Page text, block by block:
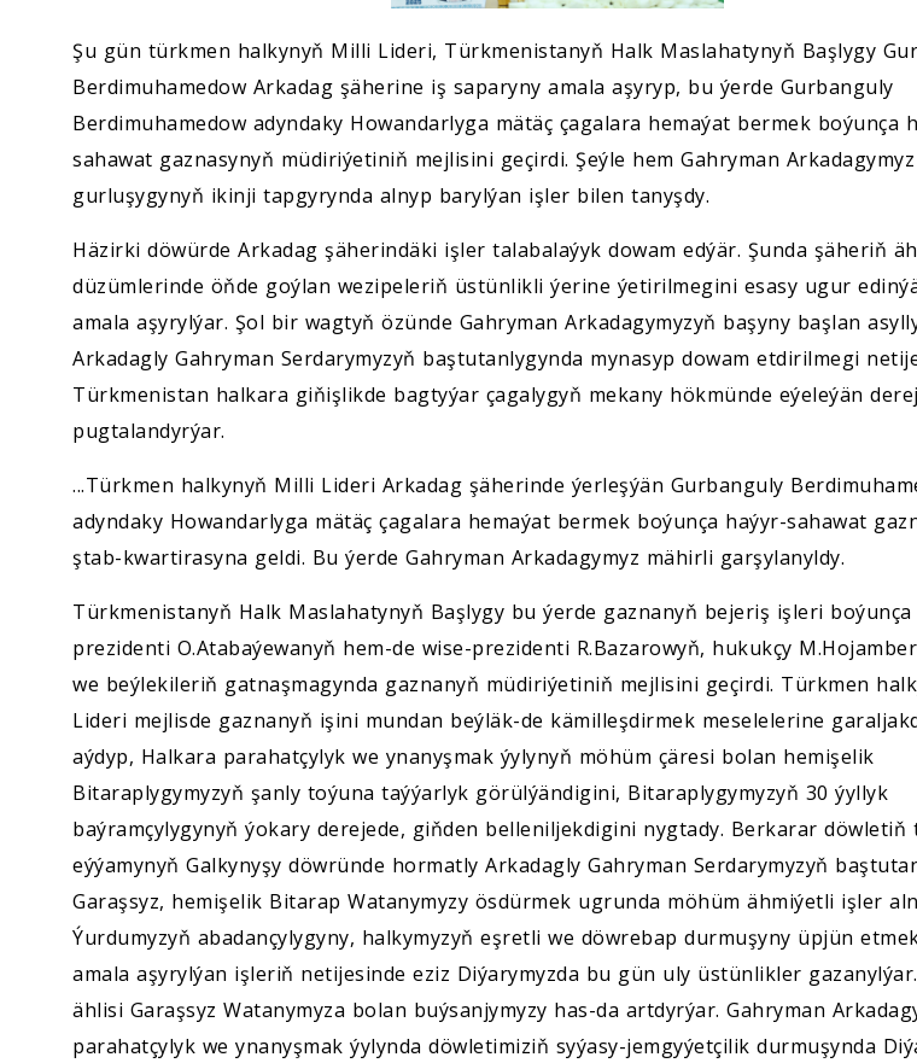
Şu gün türkmen halkynyň Milli Lideri, Türkmenistanyň Halk Maslahatynyň Başlygy
Berdimuhamedow Arkadag şäherine iş saparyny amala aşyryp, bu ýerde Gurbanguly
Berdimuhamedow adyndaky Howandarlyga mätäç çagalara hemaýat bermek boýunça
sahawat gaznasynyň müdiriýetiniň mejlisini geçirdi. Şeýle hem Gahryman
gurluşygynyň ikinji tapgyrynda alnyp barylýan işler bilen tanyşdy.
Häzirki döwürde Arkadag şäherindäki işler talabalaýyk dowam edýär. Şunda şäheriň
düzümlerinde öňde goýlan wezipeleriň üstünlikli ýerine ýetirilmegini esasy ugur
amala aşyrylýar. Şol bir wagtyň özünde Gahryman Arkadagymyzyň başyny başlan
Arkadagly Gahryman Serdarymyzyň baştutanlygynda mynasyp dowam etdirilmegi
Türkmenistan halkara giňişlikde bagtyýar çagalygyň mekany hökmünde eýeleýän
pugtalandyrýar.
...Türkmen halkynyň Milli Lideri Arkadag şäherinde ýerleşýän Gurbanguly
adyndaky Howandarlyga mätäç çagalara hemaýat bermek boýunça haýyr-sahawat
ştab-kwartirasyna geldi. Bu ýerde Gahryman Arkadagymyz mähirli garşylanyldy.
Türkmenistanyň Halk Maslahatynyň Başlygy bu ýerde gaznanyň bejeriş işleri boýunça
prezidenti O.Atabaýewanyň hem-de wise-prezidenti R.Bazarowyň, hukukçy
we beýlekileriň gatnaşmagynda gaznanyň müdiriýetiniň mejlisini geçirdi. Türkmen
Lideri mejlisde gaznanyň işini mundan beýläk-de kämilleşdirmek meselelerine
aýdyp, Halkara parahatçylyk we ynanyşmak ýylynyň möhüm çäresi bolan hemişelik
Bitaraplygymyzyň şanly toýuna taýýarlyk görülýändigini, Bitaraplygymyzyň 30 ýyllyk
baýramçylygynyň ýokary derejede, giňden belleniljekdigini nygtady. Berkarar döwletiň
eýýamynyň Galkynyşy döwründe hormatly Arkadagly Gahryman Serdarymyzyň
Garaşsyz, hemişelik Bitarap Watanymyzy ösdürmek ugrunda möhüm ähmiýetli işler
Ýurdumyzyň abadançylygyny, halkymyzyň eşretli we döwrebap durmuşyny üpjün
amala aşyrylýan işleriň netijesinde eziz Diýarymyzda bu gün uly üstünlikler
ählisi Garaşsyz Watanymyza bolan buýsanjymyzy has-da artdyrýar. Gahryman
parahatçylyk we ynanyşmak ýylynda döwletimiziň syýasy-jemgyýetçilik durmuşynda